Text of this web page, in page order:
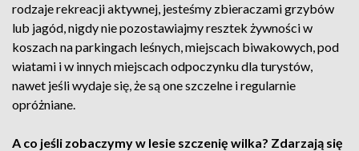
rodzaje rekreacji aktywnej, jesteśmy zbieraczami grzybów
lub jagód, nigdy nie pozostawiajmy resztek żywności w
koszach na parkingach leśnych, miejscach biwakowych, pod
wiatami i w innych miejscach odpoczynku dla turystów,
nawet jeśli wydaje się, że są one szczelne i regularnie
opróżniane.
A co jeśli zobaczymy w lesie szczenię wilka? Zdarzają się